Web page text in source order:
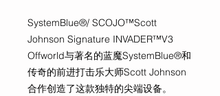
SystemBlue®/ SCOJO™Scott
Johnson Signature INVADER™V3
Offworld与著名的蓝魔SystemBlue®和
传奇的前进打击乐大师Scott Johnson
合作创造了这款独特的尖端设备。